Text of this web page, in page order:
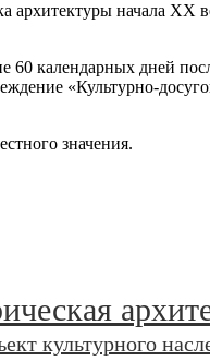
начала XX
60 календарных дней
«Культурно-
значения.
культурного